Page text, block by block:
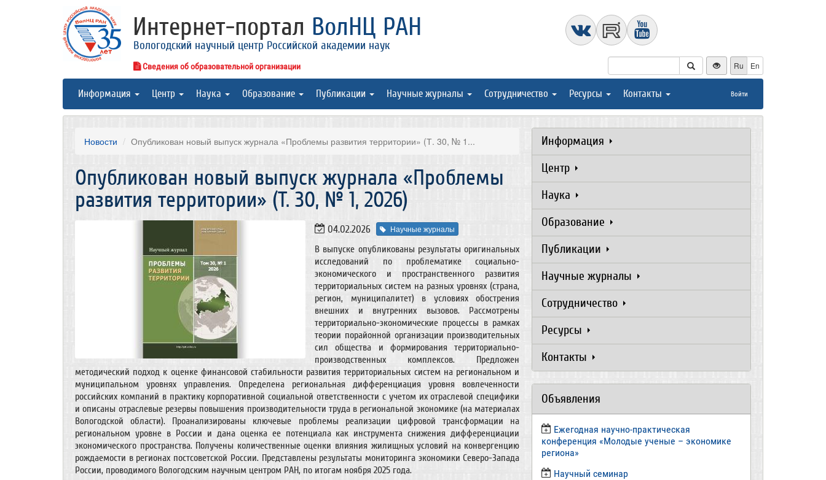
Интернет-портал ВолНЦ РАН
Вологодский научный центр Российской академии наук
Сведения об образовательной организации Ru En
Информация Центр Наука Образование Публикации Научные журналы Сотрудничество Ресурсы Контакты Войти
Новости Опубликован новый выпуск журнала «Проблемы развития территории» (Т. 30, № 1...
Опубликован новый выпуск журнала «Проблемы
развития территории» (Т. 30, № 1, 2026)
04.02.2026 Научные журналы
В выпуске опубликованы результаты оригинальных
исследований по проблематике социально-
экономического и пространственного развития
территориальных систем на разных уровнях (страна,
регион, муниципалитет) в условиях обострения
внешних и внутренних вызовов. Рассмотрены
территориально-экономические процессы в рамках
теории порайонной организации производительных
сил общества и формирования территориально-
производственных комплексов. Предложен
методический подход к оценке финансовой стабильности развития территориальных систем на региональном и
муниципальном уровнях управления. Определена региональная дифференциация уровня вовлеченности
российских компаний в практику корпоративной социальной ответственности с учетом их отраслевой специфики
и описаны отраслевые резервы повышения производительности труда в региональной экономике (на материалах
Вологодской области). Проанализированы ключевые проблемы реализации цифровой трансформации на
региональном уровне в России и дана оценка ее потенциала как инструмента снижения дифференциации
экономического пространства. Получены количественные оценки влияния жилищных условий на конвергенцию
рождаемости в регионах постсоветской России. Представлены результаты мониторинга экономики Северо-Запада
России, проводимого Вологодским научным центром РАН, по итогам ноября 2025 года.
Информация
Центр
Наука
Образование
Публикации
Научные журналы
Сотрудничество
Ресурсы
Контакты
Объявления
Ежегодная научно-практическая
конференция «Молодые ученые – экономике
региона»
​Научный семинар